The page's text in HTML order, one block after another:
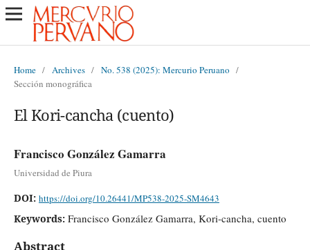
Home / Archives / No. 538 (2025): Mercurio Peruano /
Sección monográfica
El Kori-cancha (cuento)
Francisco González Gamarra
Universidad de Piura
DOI: https://doi.org/10.26441/MP538-2025-SM4643
Keywords: Francisco González Gamarra, Kori-cancha, cuento
Abstract